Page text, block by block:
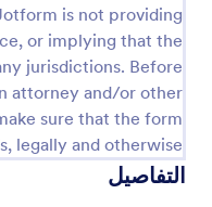
is not providing
or implying that the
jurisdictions. Before
attorney and/or other
sure that the form
legally and otherwise.
التفاصيل